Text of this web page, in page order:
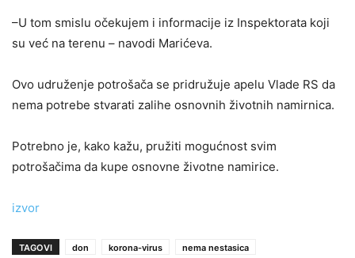
–U tom smislu očekujem i informacije iz Inspektorata koji
su već na terenu – navodi Marićeva.
Ovo udruženje potrošača se pridružuje apelu Vlade RS da
nema potrebe stvarati zalihe osnovnih životnih namirnica.
Potrebno je, kako kažu, pružiti mogućnost svim
potrošačima da kupe osnovne životne namirice.
izvor
TAGOVI don korona-virus nema nestasica